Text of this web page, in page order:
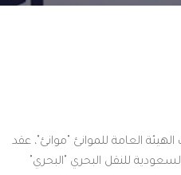
العامة للموانئ "موانئ"، عقد
للنقل البحري "البحري"